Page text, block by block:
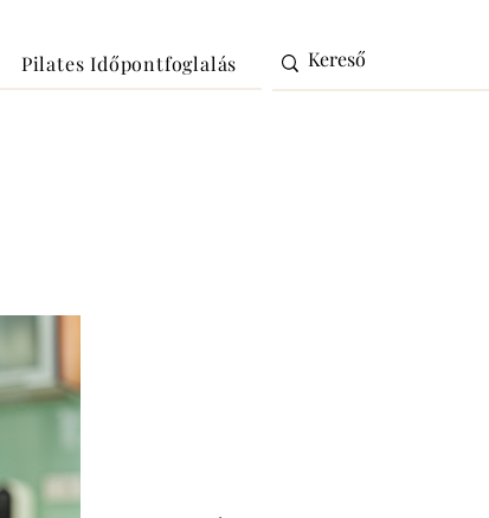
Pilates Időpontfoglalás